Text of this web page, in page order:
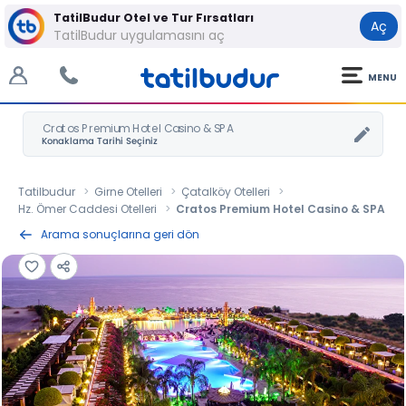
TatilBudur Otel ve Tur Fırsatları
TatilBudur uygulamasını aç Aç
MENU
Cratos Premium Hotel Casino & SPA
Tatilbudur Girne Otelleri
Çatalköy Otelleri
Hz. Ömer Caddesi Otelleri
Cratos Premium Hotel Casino & SPA
Arama sonuçlarına geri dön